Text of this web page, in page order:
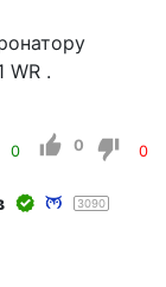
WR .
0 0 0
3090